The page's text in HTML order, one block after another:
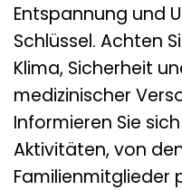
Entspannung und
Schlüssel. Achten
Klima, Sicherheit
medizinischer
Informieren Sie
Aktivitäten, von
Familienmitglieder